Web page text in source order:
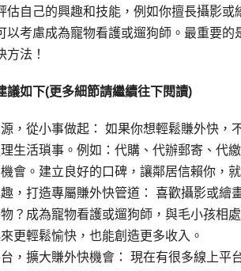
估自己的興趣和技能，例如你擅長攝影
以考慮成為寵物看護或遛狗師。最重要
方法！
議如下(更多細節請繼續往下閱讀)
，從小事做起： 如果你想輕鬆賺外快，
生活瑣事。例如：代購、代辦郵寄、代
會。建立良好的口碑，讓鄰居信賴你，
，打造專屬賺外快管道： 喜歡攝影或繪
？成為寵物看護或遛狗師，與毛小孩相
更輕鬆愉快，也能創造更多收入。
，擴大賺外快機會： 現在有很多線上平